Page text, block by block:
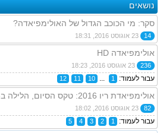
נושאים
סקר: מי הכוכב הגדול של האולימפיאדה?
14
אולימפיאדה HD
236
עבור לעמוד: 1
...
10
11
12
אולימפיאדת ריו 2016: טקס הסיום, הלילה ב- 2:00
82
עבור לעמוד: 1
2
3
4
5